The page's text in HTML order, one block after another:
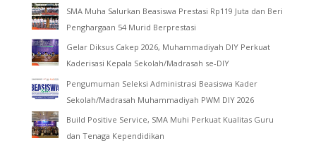
SMA Muha Salurkan Beasiswa Prestasi Rp119 Juta dan Beri
Penghargaan 54 Murid Berprestasi
Gelar Diksus Cakep 2026, Muhammadiyah DIY Perkuat
Kaderisasi Kepala Sekolah/Madrasah se-DIY
Pengumuman Seleksi Administrasi Beasiswa Kader
Sekolah/Madrasah Muhammadiyah PWM DIY 2026
Build Positive Service, SMA Muhi Perkuat Kualitas Guru
dan Tenaga Kependidikan